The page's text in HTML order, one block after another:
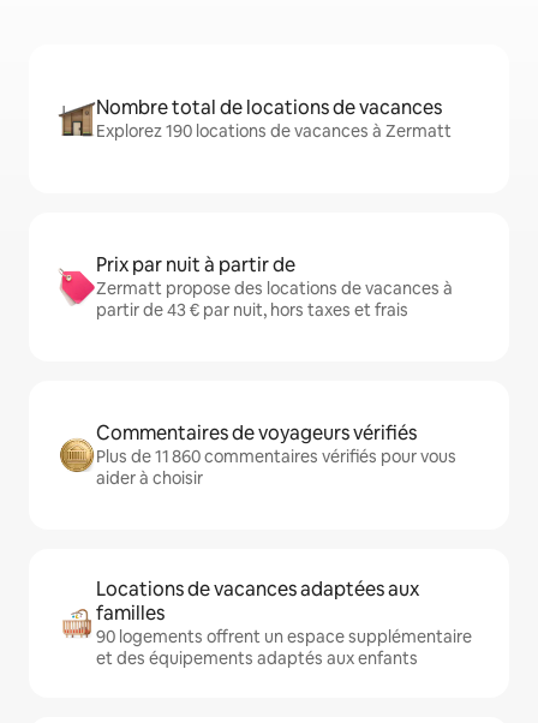
Nombre total de locations de vacances
Explorez 190 locations de vacances à Zermatt
Prix par nuit à partir de
Zermatt propose des locations de vacances à
partir de 43 € par nuit, hors taxes et frais
Commentaires de voyageurs vérifiés
Plus de 11 860 commentaires vérifiés pour vous
aider à choisir
Locations de vacances adaptées aux
familles
90 logements offrent un espace supplémentaire
et des équipements adaptés aux enfants